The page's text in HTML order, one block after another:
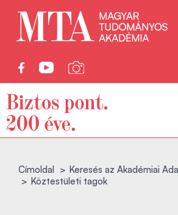
Címoldal
Keresés az Akadémiai
Köztestületi tagok